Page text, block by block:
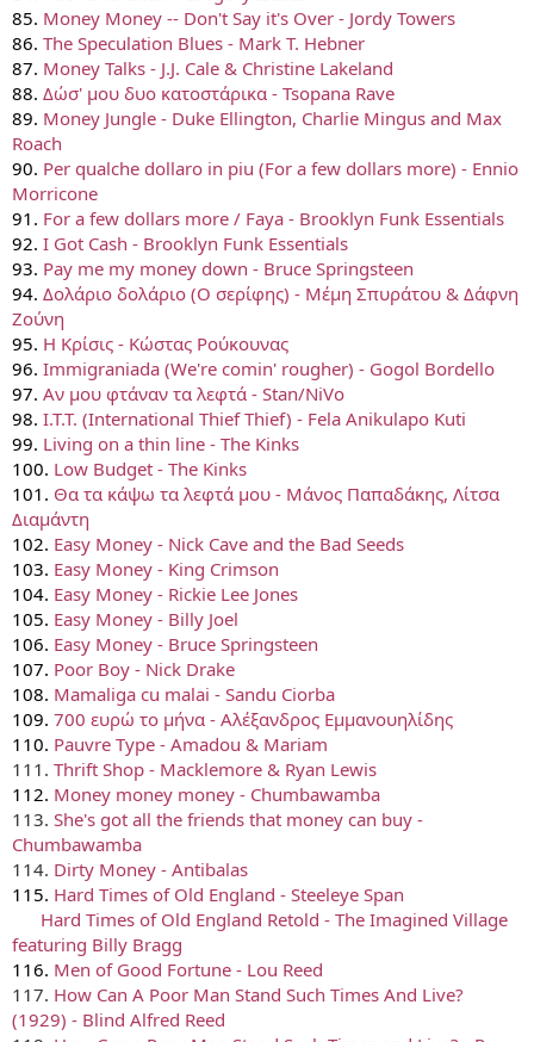
85. Money Money -- Don't Say it's Over - Jordy Towers
86. The Speculation Blues - Mark T. Hebner
87. Money Talks - J.J. Cale & Christine Lakeland
88. Δώσ' μου δυο κατοστάρικα - Tsopana Rave
89. Money Jungle - Duke Ellington, Charlie Mingus and Max
Roach
90. Per qualche dollaro in piu (For a few dollars more) - Ennio
Morricone
91. For a few dollars more / Faya - Brooklyn Funk Essentials
92. I Got Cash - Brooklyn Funk Essentials
93. Pay me my money down - Bruce Springsteen
94. Δολάριο δολάριο (Ο σερίφης) - Μέμη Σπυράτου & Δάφνη
Ζούνη
95. Η Κρίσις - Κώστας Ρούκουνας
96. Immigraniada (We're comin' rougher) - Gogol Bordello
97. Αν μου φτάναν τα λεφτά - Stan/NiVo
98. I.T.T. (International Thief Thief) - Fela Anikulapo Kuti
99. Living on a thin line - The Kinks
100. Low Budget - The Kinks
101. Θα τα κάψω τα λεφτά μου - Μάνος Παπαδάκης, Λίτσα
Διαμάντη
102. Easy Money - Nick Cave and the Bad Seeds
103. Easy Money - King Crimson
104. Easy Money - Rickie Lee Jones
105. Easy Money - Billy Joel
106. Easy Money - Bruce Springsteen
107. Poor Boy - Nick Drake
108. Mamaliga cu malai - Sandu Ciorba
109. 700 ευρώ το μήνα - Αλέξανδρος Εμμανουηλίδης
110. Pauvre Type - Amadou & Mariam
111. Thrift Shop - Macklemore & Ryan Lewis
112. Money money money - Chumbawamba
113. She's got all the friends that money can buy -
Chumbawamba
114. Dirty Money - Antibalas
115. Hard Times of Old England - Steeleye Span
Hard Times of Old England Retold - The Imagined Village
featuring Billy Bragg
116. Men of Good Fortune - Lou Reed
117. How Can A Poor Man Stand Such Times And Live?
(1929) - Blind Alfred Reed